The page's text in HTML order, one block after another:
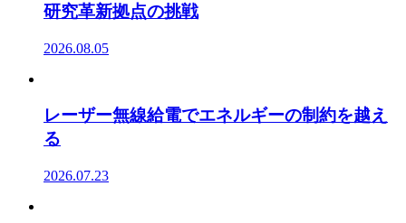
研究革新拠点の挑戦
2026.08.05
レーザー無線給電でエネルギーの制約を越え
る
2026.07.23